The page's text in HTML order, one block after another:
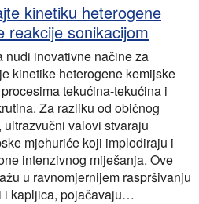
kinetiku heterogene
reakcije sonikacijom
nudi inovativne načine za
kinetike heterogene kemijske
tekućina-tekućina i
Za razliku od običnog
ultrazvučni valovi stvaraju
mjehuriće koji implodiraju i
intenzivnog miješanja. Ove
u ravnomjernijem raspršivanju
i kapljica, pojačavaju…